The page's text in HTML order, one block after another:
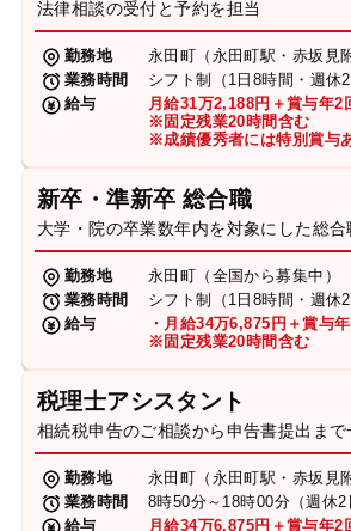
法律相談の受付と予約を担当
勤務地
永田町（永田町駅・赤坂見
業務時間
シフト制（1日8時間・週休2
給与
月給31万2,188円＋賞与年2
※固定残業20時間含む
※成績優秀者には特別賞与
新卒・準新卒 総合職
大学・院の卒業数年内を対象にした総合
勤務地
永田町（全国から募集中）
業務時間
シフト制（1日8時間・週休2
給与
・月給34万6,875円＋賞与
※固定残業20時間含む
税理士アシスタント
相続税申告のご相談から申告書提出ま
勤務地
永田町（永田町駅・赤坂見
業務時間
8時50分～18時00分（週休2
給与
月給34万6,875円＋賞与年2